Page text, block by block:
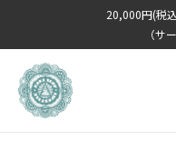
20,000円(税
（サ